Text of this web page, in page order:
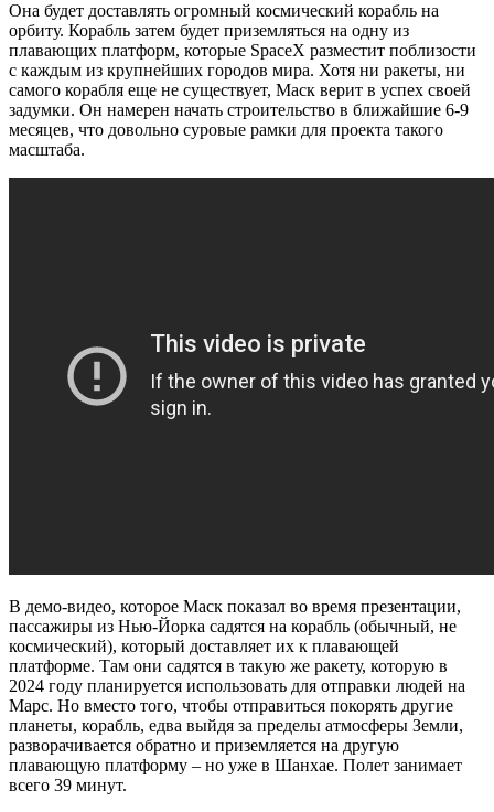
Она будет доставлять огромный космический корабль на
орбиту. Корабль затем будет приземляться на одну из
плавающих платформ, которые SpaceX разместит поблизости
с каждым из крупнейших городов мира. Хотя ни ракеты, ни
самого корабля еще не существует, Маск верит в успех своей
задумки. Он намерен начать строительство в ближайшие 6-9
месяцев, что довольно суровые рамки для проекта такого
масштаба.
В демо-видео, которое Маск показал во время презентации,
пассажиры из Нью-Йорка садятся на корабль (обычный, не
космический), который доставляет их к плавающей
платформе. Там они садятся в такую же ракету, которую в
2024 году планируется использовать для отправки людей на
Марс. Но вместо того, чтобы отправиться покорять другие
планеты, корабль, едва выйдя за пределы атмосферы Земли,
разворачивается обратно и приземляется на другую
плавающую платформу – но уже в Шанхае. Полет занимает
всего 39 минут.